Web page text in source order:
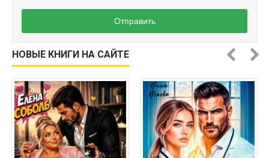
Отправить
НОВЫЕ КНИГИ НА САЙТЕ